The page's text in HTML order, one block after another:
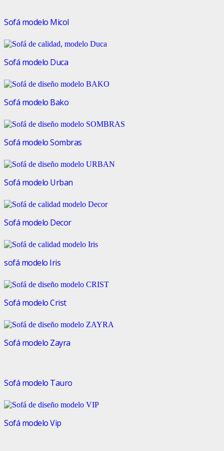
Sofá modelo Micol
Sofá modelo Duca
Sofá modelo Bako
Sofá modelo Sombras
Sofá modelo Urban
Sofá modelo Decor
sofá modelo Iris
Sofá modelo Crist
Sofá modelo Zayra
Sofá modelo Tauro
Sofá modelo Vip